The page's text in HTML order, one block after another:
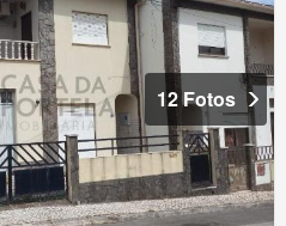
12 Fotos